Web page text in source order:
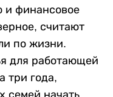
и финансовое
считают
по жизни.
для работающей
три года,